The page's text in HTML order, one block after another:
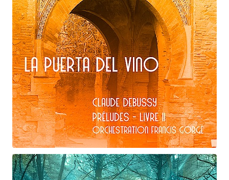
Claude Debussy